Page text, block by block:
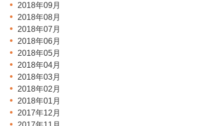
2018年09月
2018年08月
2018年07月
2018年06月
2018年05月
2018年04月
2018年03月
2018年02月
2018年01月
2017年12月